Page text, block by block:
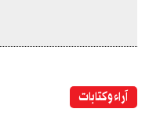
آراء وكتابات